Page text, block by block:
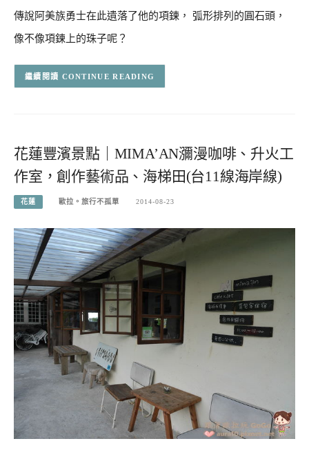
傳說阿美族勇士在此遺落了他的項鍊， 弧形排列的圓石頭，
像不像項鍊上的珠子呢？
CONTINUE READING
花蓮豐濱景點｜MIMA’AN瀰漫咖啡、升火工
作室，創作藝術品、海梯田(台11線海岸線)
花蓮 歐拉。旅行不孤單 2014-08-23